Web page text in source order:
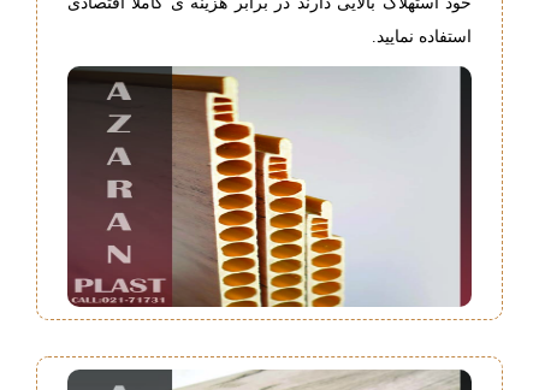
استفاده نمایید.